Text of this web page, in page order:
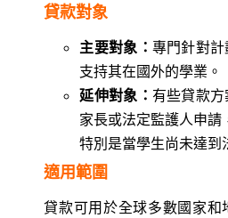
貸款對象
主要對象： 專門針對計
支持其在國外的學業。
延伸對象： 有些貸款
家長或法定監護人申請
特別是當學生尚未達到
適用範圍
貸款可用於全球多數國家和